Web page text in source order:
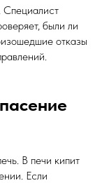
Специалист
были ли
отказы
В печи кипит
Если